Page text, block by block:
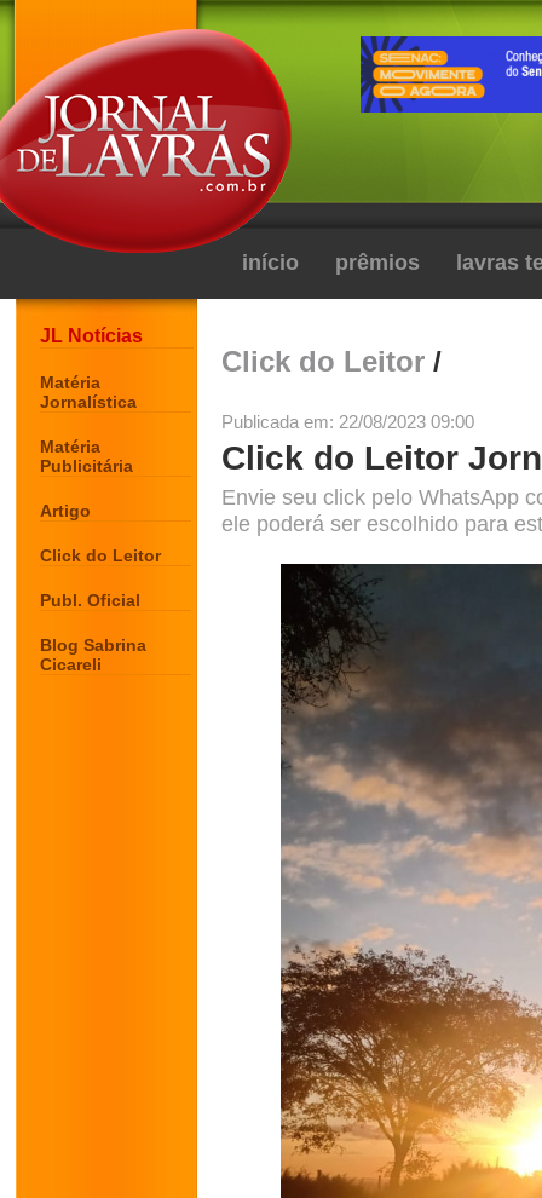
início prêmios lavras
JL Notícias
Matéria
Jornalística
Matéria
Publicitária
Artigo
Click do Leitor
Publ. Oficial
Blog Sabrina
Cicareli
Click do Leitor /
Publicada em: 22/08/2023 09:00
Click do Leitor
Envie seu click pelo WhatsApp
ele poderá ser escolhido para